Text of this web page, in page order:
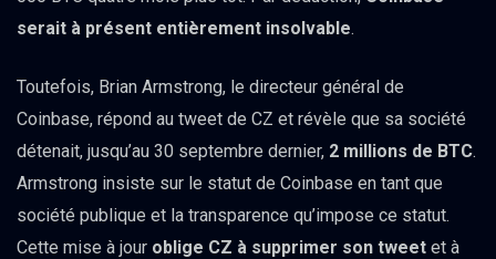
serait à présent entièrement insolvable.
Toutefois, Brian Armstrong, le directeur général de
Coinbase, répond au tweet de CZ et révèle que sa société
détenait, jusqu’au 30 septembre dernier, 2 millions de BTC.
Armstrong insiste sur le statut de Coinbase en tant que
société publique et la transparence qu’impose ce statut.
Cette mise à jour oblige CZ à supprimer son tweet et à